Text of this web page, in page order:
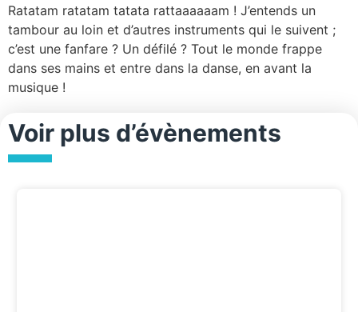
Ratatam ratatam tatata rattaaaaaam ! J’entends un
tambour au loin et d’autres instruments qui le suivent ;
c’est une fanfare ? Un défilé ? Tout le monde frappe
dans ses mains et entre dans la danse, en avant la
musique !
Voir plus d’évènements